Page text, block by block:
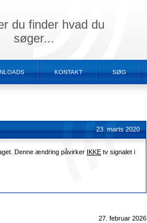
du finder hvad du
søger...
KONTAKT SØG
23. marts 2020
Denne ændring påvirker IKKE tv signalet i
27. februar 2026